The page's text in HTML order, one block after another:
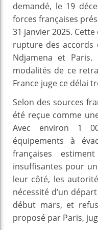
demandé, le 19
forces françaises
31 janvier 2025.
rupture des
Ndjamena et Paris.
modalités de ce
France juge ce délai
Selon des sources
été reçue comme
Avec environ 1
équipements à
françaises
insuffisantes pour
leur côté, les
nécessité d’un
début mars, et
proposé par Paris,